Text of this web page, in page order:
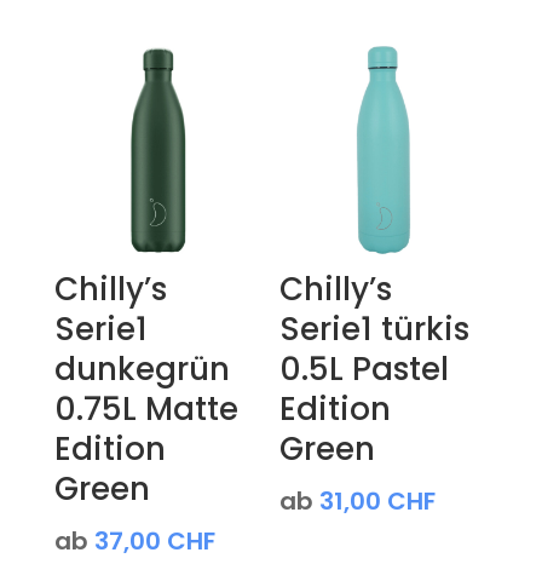
Chilly’s
Serie1
dunkegrün
0.75L Matte
Edition
Green
ab 37,00 CHF
Chilly’s
Serie1 türkis
0.5L Pastel
Edition
Green
ab 31,00 CHF